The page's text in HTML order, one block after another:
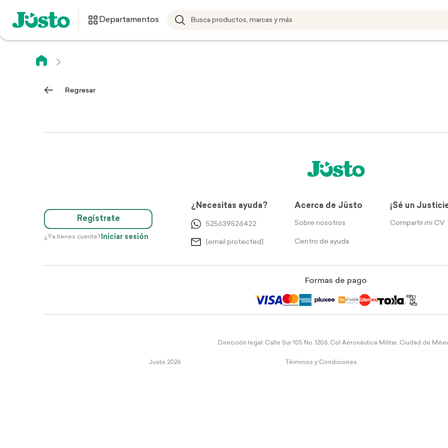
Departamentos
Regresar
Regístrate
¿Ya tienes cuenta? Iniciar sesión
¿Necesitas ayuda?
525639526422
[email protected]
Acerca de Jüsto
Sobre nosotros
Centro de ayuda
¡Sé un
Compartir mi CV
Formas de pago
Dirección legal: Calle Sur 105 No. 1206, Col Aeronáutica Militar, Ciudad de
Justo 2026 Términos y Condiciones